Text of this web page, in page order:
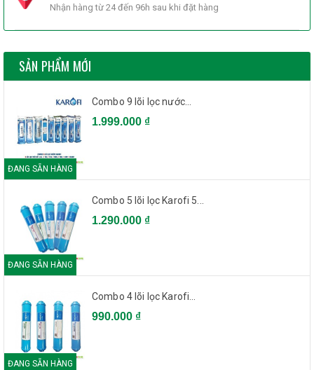
Nhận hàng từ 24 đến 96h sau khi đặt hàng
SẢN PHẨM MỚI
ĐANG SẴN HÀNG
Combo 9 lõi lọc nước...
1.999.000 ₫
ĐANG SẴN HÀNG
Combo 5 lõi lọc Karofi 5...
1.290.000 ₫
ĐANG SẴN HÀNG
Combo 4 lõi lọc Karofi...
990.000 ₫